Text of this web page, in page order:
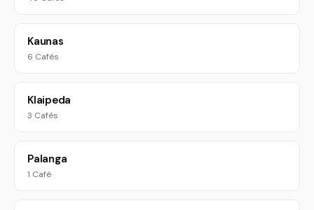
Kaunas
6 Cafés
Klaipeda
3 Cafés
Palanga
1 Café